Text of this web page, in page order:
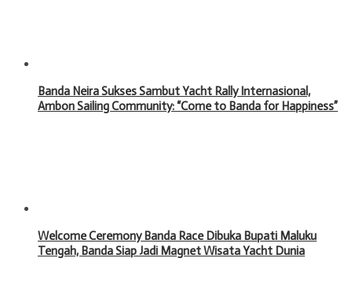
Banda Neira Sukses Sambut Yacht Rally Internasional,
Ambon Sailing Community: “Come to Banda for Happiness”
Welcome Ceremony Banda Race Dibuka Bupati Maluku
Tengah, Banda Siap Jadi Magnet Wisata Yacht Dunia